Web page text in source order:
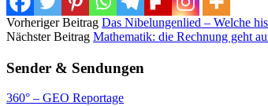
Vorheriger Beitrag Das Nibelungenlied – Welche
Nächster Beitrag Mathematik: die Rechnung geht
Sender & Sendungen
360° – GEO Reportage